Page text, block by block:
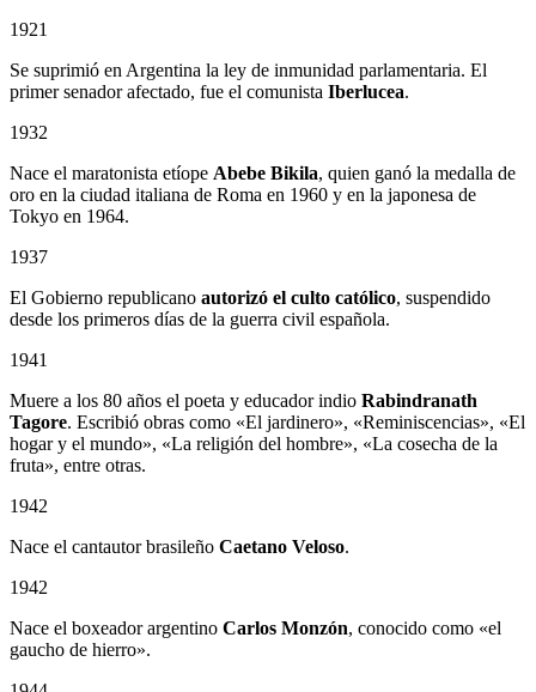
1921
Se suprimió en Argentina la ley de inmunidad parlamentaria. El
primer senador afectado, fue el comunista Iberlucea.
1932
Nace el maratonista etíope Abebe Bikila, quien ganó la medalla de
oro en la ciudad italiana de Roma en 1960 y en la japonesa de
Tokyo en 1964.
1937
El Gobierno republicano autorizó el culto católico, suspendido
desde los primeros días de la guerra civil española.
1941
Muere a los 80 años el poeta y educador indio Rabindranath
Tagore. Escribió obras como «El jardinero», «Reminiscencias», «El
hogar y el mundo», «La religión del hombre», «La cosecha de la
fruta», entre otras.
1942
Nace el cantautor brasileño Caetano Veloso.
1942
Nace el boxeador argentino Carlos Monzón, conocido como «el
gaucho de hierro».